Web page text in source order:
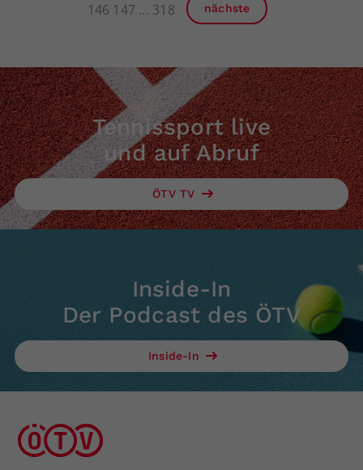
146 147 318 nächste
Tennissport live
und auf Abruf
ÖTV TV
Inside-In
Der Podcast des ÖTV
Inside-In